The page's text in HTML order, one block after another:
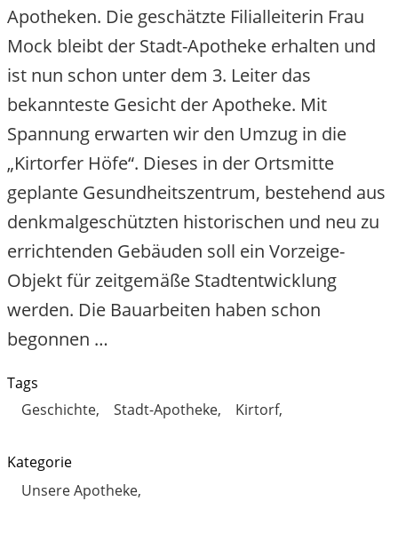
Apotheken. Die geschätzte Filialleiterin Frau
Mock bleibt der Stadt-Apotheke erhalten und
ist nun schon unter dem 3. Leiter das
bekannteste Gesicht der Apotheke. Mit
Spannung erwarten wir den Umzug in die
„Kirtorfer Höfe“. Dieses in der Ortsmitte
geplante Gesundheitszentrum, bestehend aus
denkmalgeschützten historischen und neu zu
errichtenden Gebäuden soll ein Vorzeige-
Objekt für zeitgemäße Stadtentwicklung
werden. Die Bauarbeiten haben schon
begonnen …
Tags
Geschichte
Stadt-Apotheke Kirtorf
Kategorie
Unsere Apotheke